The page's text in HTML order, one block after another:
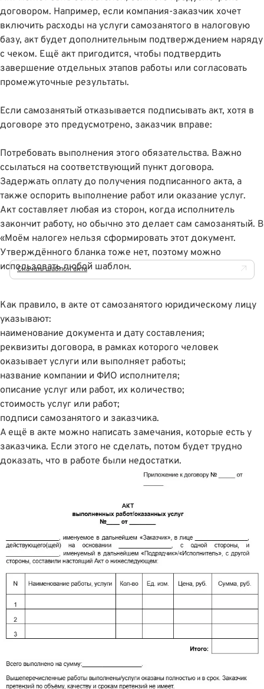
договором. Например, если компания-заказчик хочет
включить расходы на услуги самозанятого в налоговую
базу, акт будет дополнительным подтверждением наряду
с чеком. Ещё акт пригодится, чтобы подтвердить
завершение отдельных этапов работы или согласовать
промежуточные результаты.
Если самозанятый отказывается подписывать акт, хотя в
договоре это предусмотрено, заказчик вправе:
Потребовать выполнения этого обязательства. Важно
ссылаться на соответствующий пункт договора.
Задержать оплату до получения подписанного акта, а
также оспорить выполнение работ или оказание услуг.
Акт составляет любая из сторон, когда исполнитель
закончит работу, но обычно это делает сам самозанятый. В
«Моëм налоге» нельзя сформировать этот документ.
Утверждённого бланка тоже нет, поэтому можно
использовать любой шаблон.
Скачать шаблон акта
Как правило, в акте от самозанятого юридическому лицу
указывают:
наименование документа и дату составления;
реквизиты договора, в рамках которого человек
оказывает услуги или выполняет работы;
название компании и ФИО исполнителя;
описание услуг или работ, их количество;
стоимость услуг или работ;
подписи самозанятого и заказчика.
А ещё в акте можно написать замечания, которые есть у
заказчика. Если этого не сделать, потом будет трудно
доказать, что в работе были недостатки.